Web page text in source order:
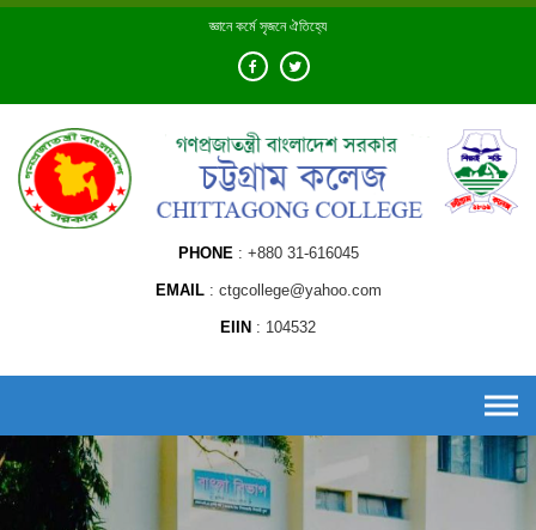
Skip
জ্ঞানে কর্মে সৃজনে ঐতিহ্যে
PHONE +880 31-616045
EMAIL ctgcollege@yahoo.com
EIIN 104532